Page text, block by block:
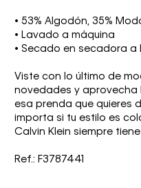
• 53% Algodón, 35%
• Lavado a máquina
• Secado en secadora
Viste con lo último de
novedades y
esa prenda que quieres
importa si tu estilo es
Calvin Klein siempre
Ref.: F3787441